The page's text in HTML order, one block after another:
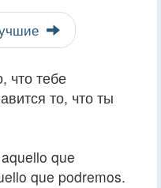
что тебе
то, что ты
que
que podremos.